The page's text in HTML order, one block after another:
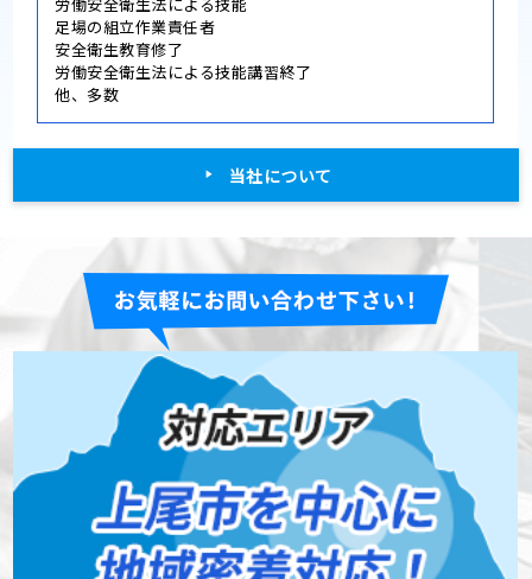
足場の組立作業責任者
安全衛生教育修了
労働安全衛生法による技能講習終了
他、多数
当社について